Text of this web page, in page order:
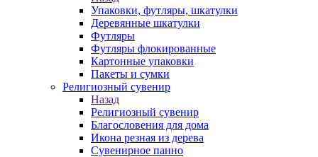
Упаковки, футляры, шкатулки
Деревянные шкатулки
Футляры
Футляры флокированные
Картонные упаковки
Пакеты и сумки
Религиозный сувенир
Назад
Религиозный сувенир
Благословения для дома
Икона резная из дерева
Сувенирное панно